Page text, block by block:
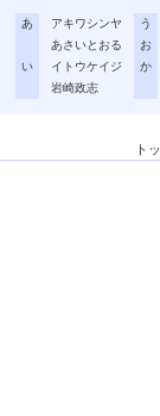
あ
アキワシンヤ
あさいとおる
い
イトウケイジ
岩崎政志
う
お
か
ト